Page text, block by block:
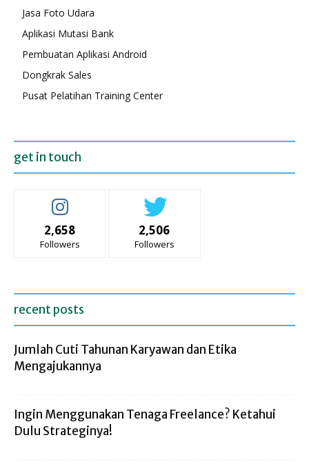
Jasa Foto Udara
Aplikasi Mutasi Bank
Pembuatan Aplikasi Android
Dongkrak Sales
Pusat Pelatihan Training Center
get in touch
2,658
Followers
2,506
Followers
recent posts
Jumlah Cuti Tahunan Karyawan dan Etika
Mengajukannya
Ingin Menggunakan Tenaga Freelance? Ketahui
Dulu Strateginya!